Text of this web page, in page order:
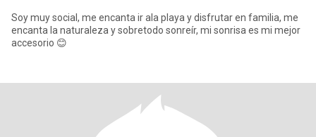
Soy muy social, me encanta ir ala playa y disfrutar en familia, me
encanta la naturaleza y sobretodo sonreír, mi sonrisa es mi mejor
accesorio 😊